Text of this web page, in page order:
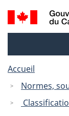
Recherche
et
Accueil
Normes,